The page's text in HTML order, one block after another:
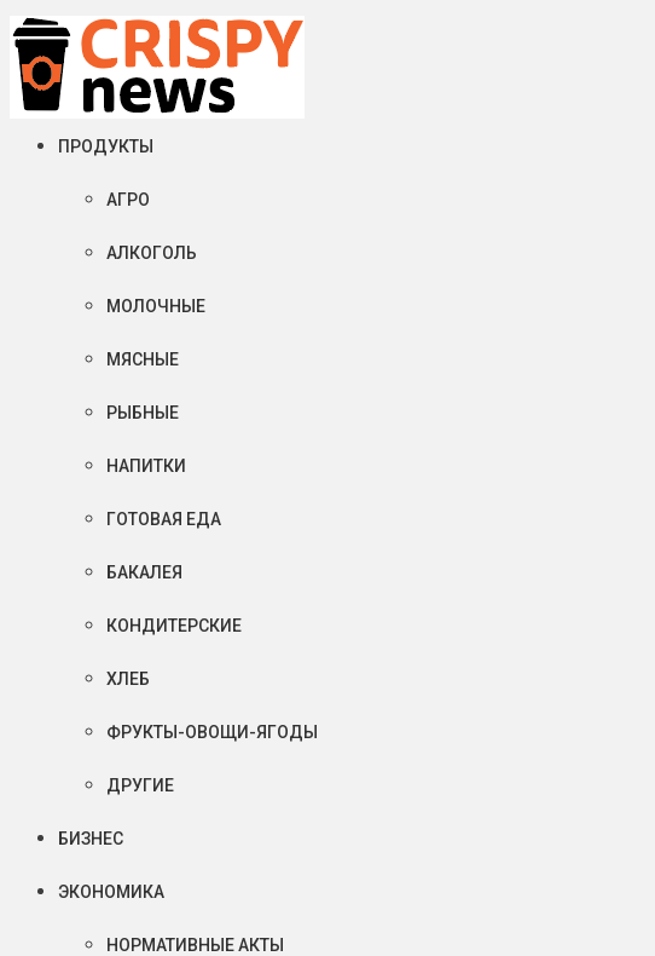
Пятница, 07 августа, 2026
Crispy News/Криспи Ньюс
События и тенденции рынка пищевой промышленности в России и мире
ПРОДУКТЫ
АГРО
АЛКОГОЛЬ
МОЛОЧНЫЕ
МЯСНЫЕ
РЫБНЫЕ
НАПИТКИ
ГОТОВАЯ ЕДА
БАКАЛЕЯ
КОНДИТЕРСКИЕ
ХЛЕБ
ФРУКТЫ-ОВОЩИ-ЯГОДЫ
ДРУГИЕ
БИЗНЕС
ЭКОНОМИКА
НОРМАТИВНЫЕ АКТЫ